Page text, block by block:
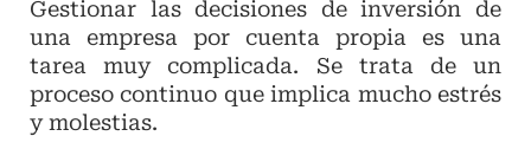
Gestionar las decisiones de inversión de
una empresa por cuenta propia es una
tarea muy complicada. Se trata de un
proceso continuo que implica mucho estrés
y molestias.